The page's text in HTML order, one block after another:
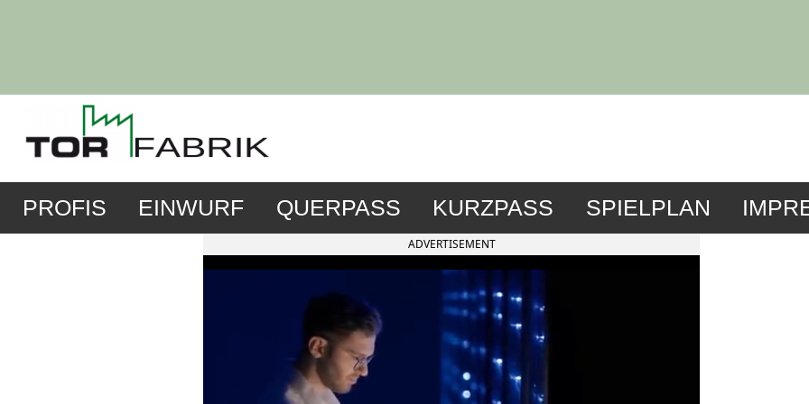
PROFIS EINWURF QUERPASS KURZPASS SPIELPLAN
ADVERTISEMENT